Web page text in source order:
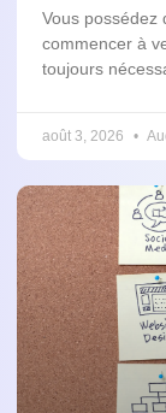
Vous possédez
commencer à
toujours
août 3, 2026